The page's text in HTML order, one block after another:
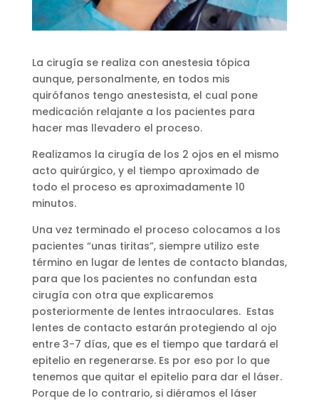
La cirugía se realiza con anestesia tópica
aunque, personalmente, en todos mis
quirófanos tengo anestesista, el cual pone
medicación relajante a los pacientes para
hacer mas llevadero el proceso.
Realizamos la cirugía de los 2 ojos en el mismo
acto quirúrgico, y el tiempo aproximado de
todo el proceso es aproximadamente 10
minutos.
Una vez terminado el proceso colocamos a los
pacientes “unas tiritas”, siempre utilizo este
término en lugar de lentes de contacto blandas,
para que los pacientes no confundan esta
cirugía con otra que explicaremos
posteriormente de lentes intraoculares. Estas
lentes de contacto estarán protegiendo al ojo
entre 3-7 días, que es el tiempo que tardará el
epitelio en regenerarse. Es por eso por lo que
tenemos que quitar el epitelio para dar el láser.
Porque de lo contrario, si diéramos el láser